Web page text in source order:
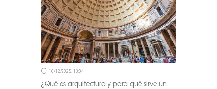
16/12/2025, 13:04
¿Qué es arquitectura y para qué sirve un